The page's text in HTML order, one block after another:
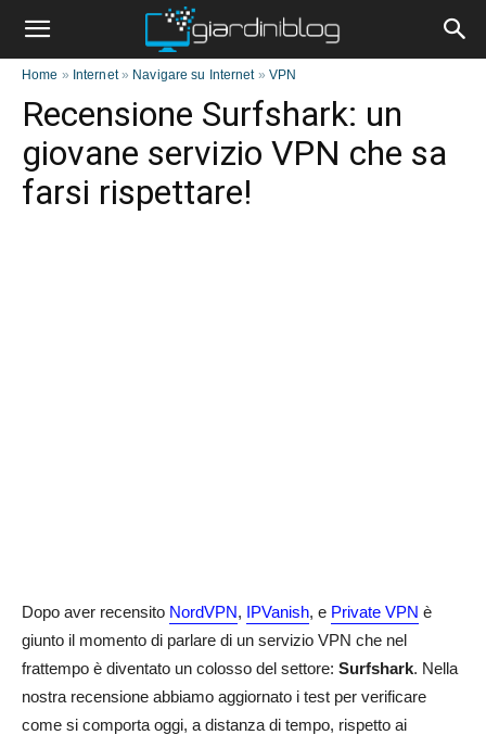
Home » Internet» Navigare su Internet» VPN
Recensione Surfshark: un
giovane servizio VPN che sa
farsi rispettare!
Dopo aver recensito NordVPN, IPVanish, e Private VPN è
giunto il momento di parlare di un servizio VPN che nel
frattempo è diventato un colosso del settore: Surfshark. Nella
nostra recensione abbiamo aggiornato i test per verificare
come si comporta oggi, a distanza di tempo, rispetto ai